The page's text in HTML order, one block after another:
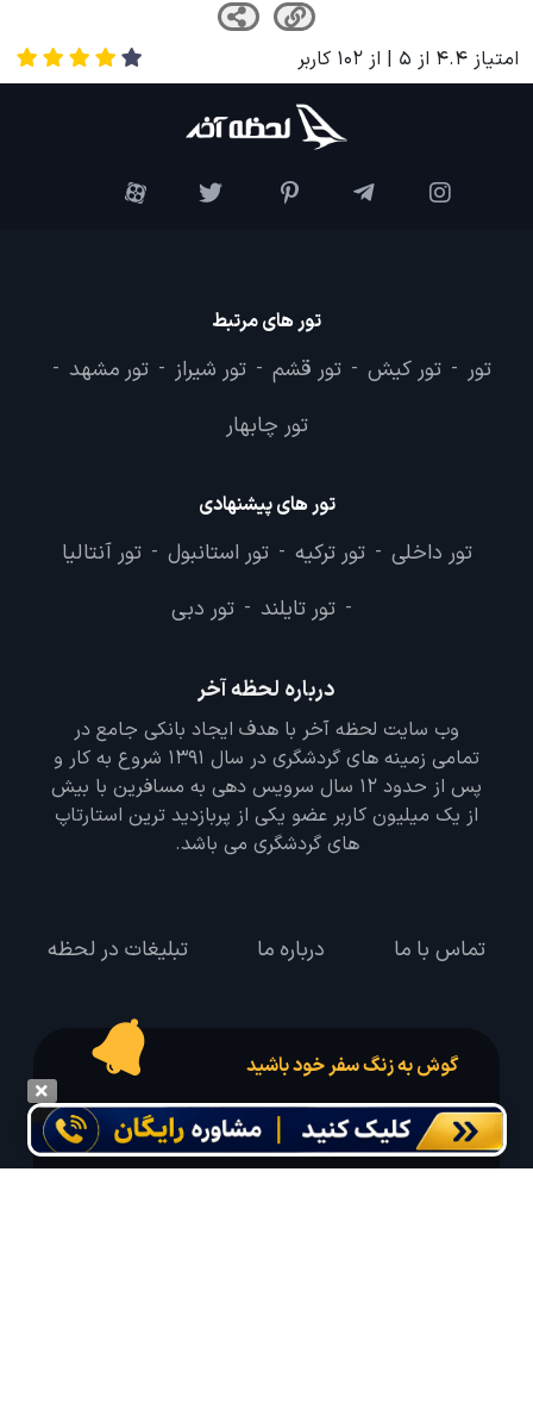
امتیاز 4.4 از 5 | از 102 کاربر
تور های مرتبط
تور - تور کیش - تور قشم - تور شیراز - تور مشهد -
تور چابهار
تور های پیشنهادی
تور داخلی - تور ترکیه - تور استانبول - تور آنتالیا
- تور تایلند - تور دبی
درباره لحظه آخر
وب سایت لحظه آخر با هدف ایجاد بانکی جامع در
تمامی زمینه های گردشگری در سال 1391 شروع به کار و
پس از حدود 12 سال سرویس دهی به مسافرین با بیش
از یک میلیون کاربر عضو یکی از پربازدید ترین استارتاپ
های گردشگری می باشد.
تماس با ما درباره ما تبلیغات در لحظه
گوش به زنگ سفر خود باشید
درخواست سفر خود را در مدت زمان دلخواه ثبت و پیامک بهترین آفر مربوط به تور
درخواستی خود را دریافت نمایید